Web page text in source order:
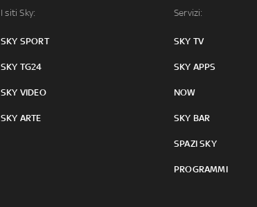
I siti Sky:
SKY SPORT
SKY TG24
SKY VIDEO
SKY ARTE
Servizi:
SKY TV
SKY APPS
NOW
SKY BAR
SPAZI SKY
PROGRAMMI